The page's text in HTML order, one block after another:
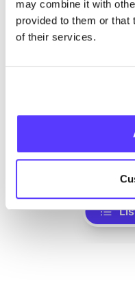
may combine it with
provided to them or that
of their services.
Brillen
Zur Route hinzufügen